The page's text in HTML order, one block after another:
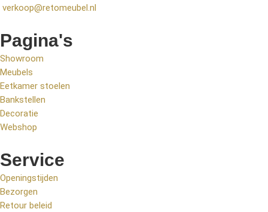
verkoop@retomeubel.nl
Pagina's
Showroom
Meubels
Eetkamer stoelen
Bankstellen
Decoratie
Webshop
Service
Openingstijden
Bezorgen
Retour beleid